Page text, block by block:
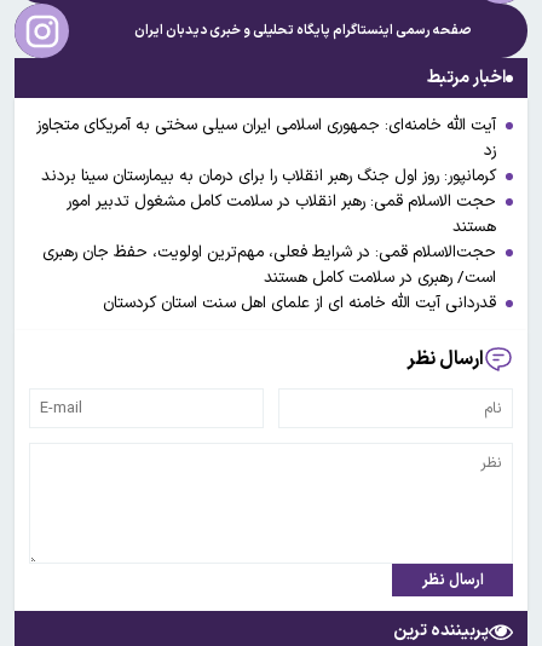
صفحه رسمی اینستاگرام پایگاه تحلیلی و خبریدیدبان ایران
اخبار مرتبط
آیت الله خامنه‌ای: جمهوری اسلامی ایران سیلی سختی به آمریکای متجاوز
زد
کرمانپور: روز اول جنگ رهبر انقلاب را برای درمان به بیمارستان سینا بردند
حجت الاسلام قمی: رهبر انقلاب در سلامت کامل مشغول تدبیر امور
هستند
حجت‌الاسلام قمی: در شرایط فعلی، مهم‌ترین اولویت، حفظ جان رهبری
است/ رهبری در سلامت کامل هستند
قدردانی آیت الله خامنه ای از علمای اهل سنت استان کردستان
ارسال نظر
ارسال نظر
پربیننده ترین